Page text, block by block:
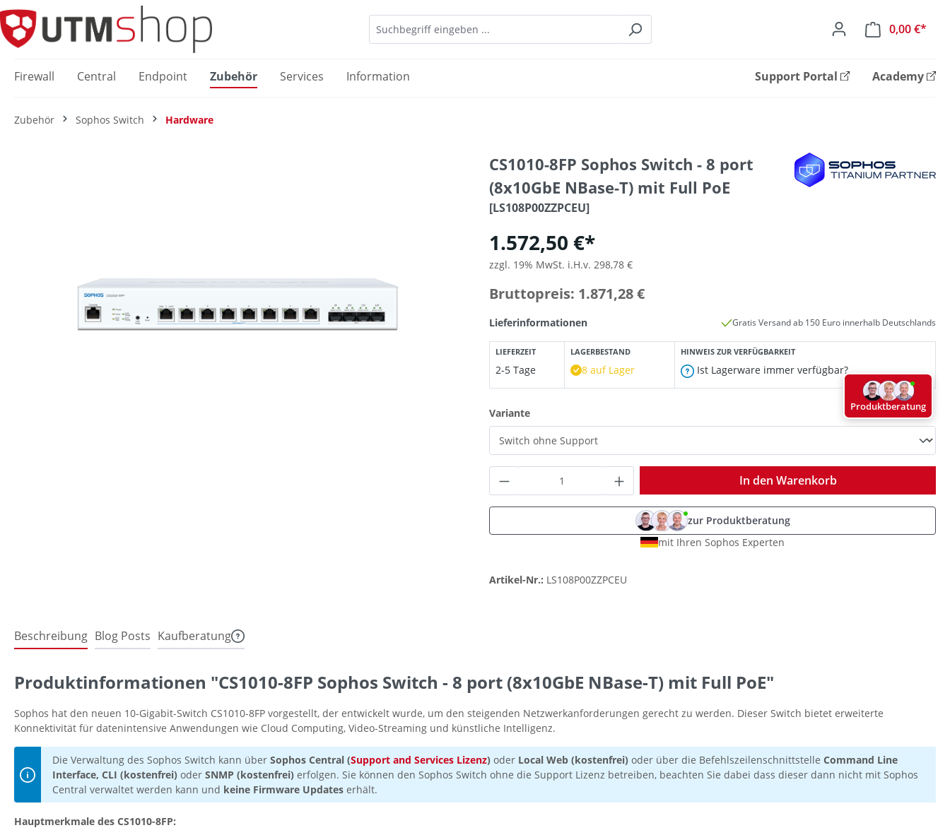
Zur Hauptnavigation springen
0,00 €*
Firewall Central Endpoint Zubehör Services Information Support Portal Academy
Zubehör Sophos Switch Hardware
CS1010-8FP Sophos Switch - 8 port
(8x10GbE NBase-T) mit Full PoE
[LS108P00ZZPCEU]
1.572,50 €*
zzgl. 19% MwSt. i.H.v. 298,78 €
Bruttopreis: 1.871,28 €
Lieferinformationen Gratis Versand ab 150 Euro innerhalb Deutschlands
LIEFERZEIT
2-5 Tage
LAGERBESTAND
8 auf Lager
HINWEIS ZUR VERFÜGBARKEIT
Ist Lagerware immer verfügbar?
Varianteauswählen
Produkt Anzahl: Gib den gewünschten Wert ein oder
In den Warenkorb
zur Produktberatung
mit Ihren Sophos Experten
Artikel-Nr.: LS108P00ZZPCEU
Beschreibung Blog Posts Kaufberatung
Produktinformationen "CS1010-8FP Sophos Switch - 8 port (8x10GbE NBase-T) mit Full PoE"
Sophos hat den neuen 10-Gigabit-Switch CS1010-8FP vorgestellt, der entwickelt wurde, um den steigenden Netzwerkanforderungen gerecht zu werden. Dieser Switch bietet erweiterte
Konnektivität für datenintensive Anwendungen wie Cloud Computing, Video-Streaming und künstliche Intelligenz.
Die Verwaltung des Sophos Switch kann über Sophos Central (Support and Services Lizenz) oder Local Web (kostenfrei) oder über die Befehlszeilenschnittstelle Command Line
Interface, CLI (kostenfrei) oder SNMP (kostenfrei) erfolgen. Sie können den Sophos Switch ohne die Support Lizenz betreiben, beachten Sie dabei dass dieser dann nicht mit Sophos
Central verwaltet werden kann und keine Firmware Updates erhält.
Hauptmerkmale des CS1010-8FP:
Produktberatung